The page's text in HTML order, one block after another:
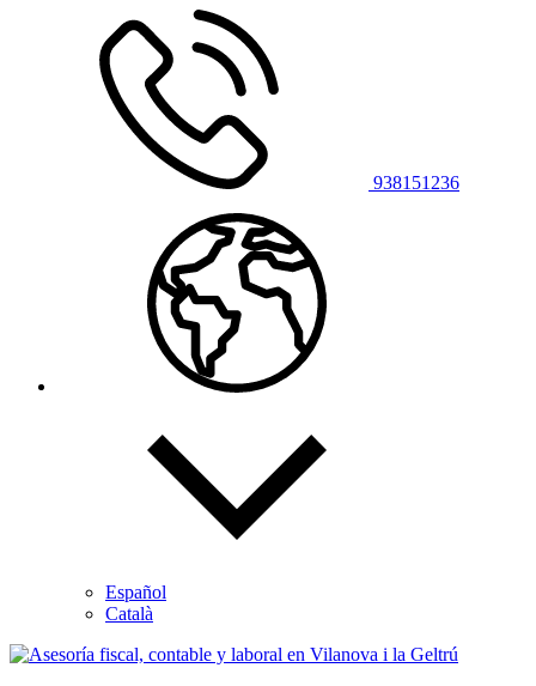
938151236
Español
Català